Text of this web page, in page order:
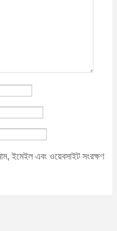
ইমেইল এবং ওয়েবসাইট সংরক্ষণ